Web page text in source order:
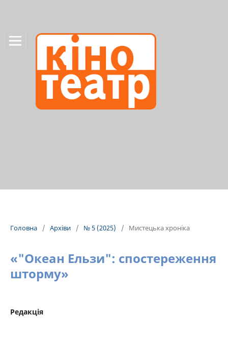
Головна / Архіви / № 5 (2025) / Мистецька хроніка
«"Океан Ельзи": спостереження
шторму»
Редакція